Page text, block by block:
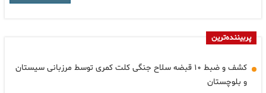
پربیننده‌ترین
کشف و ضبط ۱۰ قبضه سلاح جنگی کلت کمری توسط مرزبانی سیستان
و بلوچستان